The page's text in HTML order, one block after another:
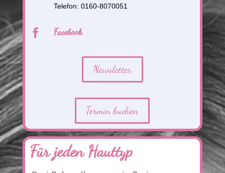
Telefon: 0160-8070051
 Facebook
Newsletter
Termin buchen
Für jeden Hauttyp